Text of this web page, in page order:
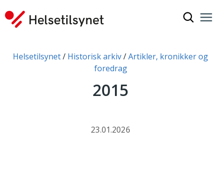
Du er her:
Helsetilsynet Historisk arkiv
Artikler, kronikker og
foredrag
2015
23.01.2026